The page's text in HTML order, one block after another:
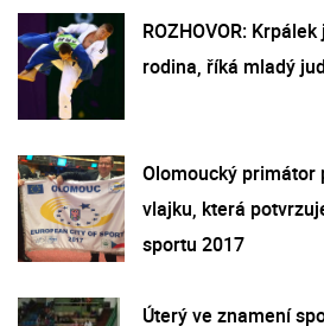
ROZHOVOR:
rodina, říká mladý
Olomoucký primátor
vlajku, která
sportu 2017
Úterý ve znamení